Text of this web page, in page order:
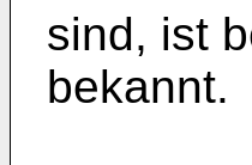
sind, ist
bekannt.